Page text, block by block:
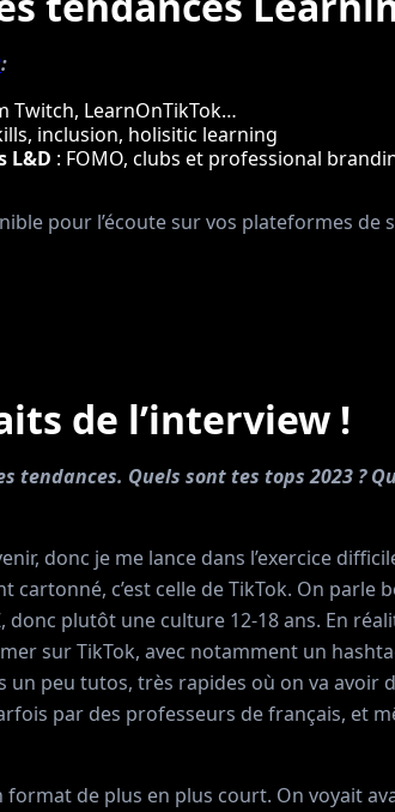
:
Twitch, LearnOnTikTok…
inclusion, holisitic learning
L&D : FOMO, clubs et professional
pour l’écoute sur vos plateformes de
de l’interview !
Quels sont tes tops 2023 ?
donc je me lance dans l’exercice
c’est celle de TikTok. On parle
plutôt une culture 12-18 ans. En
sur TikTok, avec notamment un
un peu tutos, très rapides où on va avoir
par des professeurs de français, et
de plus en plus court. On voyait